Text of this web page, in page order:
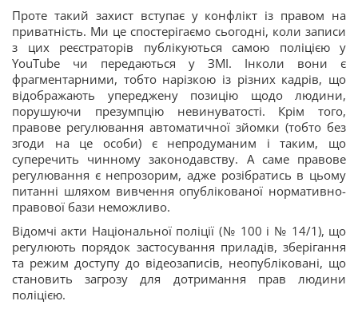
Проте такий захист вступає у конфлікт із правом на
приватність. Ми це спостерігаємо сьогодні, коли записи
з цих реєстраторів публікуються самою поліцією у
YouTube чи передаються у ЗМІ. Інколи вони є
фрагментарними, тобто нарізкою із різних кадрів, що
відображають упереджену позицію щодо людини,
порушуючи презумпцію невинуватості. Крім того,
правове регулювання автоматичної зйомки (тобто без
згоди на це особи) є непродуманим і таким, що
суперечить чинному законодавству. А саме правове
регулювання є непрозорим, адже розібратись в цьому
питанні шляхом вивчення опублікованої нормативно-
правової бази неможливо.
Відомчі акти Національної поліції (№ 100 і № 14/1), що
регулюють порядок застосування приладів, зберігання
та режим доступу до відеозаписів, неопубліковані, що
становить загрозу для дотримання прав людини
поліцією.